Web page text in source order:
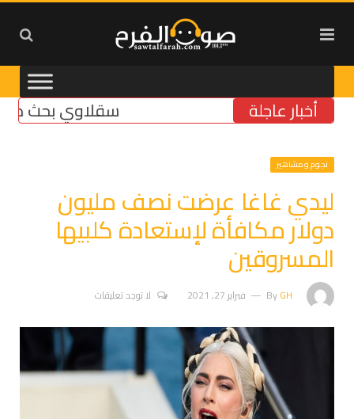
أخبار عاجلة سقلاوي بحث مع
نجوم ومشاهير
ليدي غاغا عرضت نصف مليون
دولار مكافأة لإستعادة كلبيها
المسروقين
ByGH فبراير 27, 2021 لا توجد تعليقات